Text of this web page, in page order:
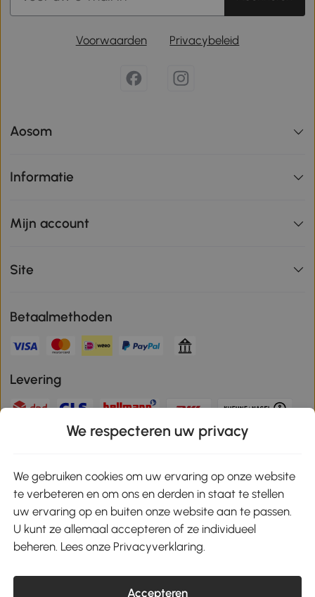
Voorwaarden Privacybeleid
Aosom
Informatie
Mijn account
Site
Betaalmethoden
Levering
Veilige betaling
Download de app en ontvang 10% korting!
Google Play
We respecteren uw privacy
We gebruiken cookies om uw ervaring op onze website
te verbeteren en om ons en derden in staat te stellen
uw ervaring op en buiten onze website aan te passen.
U kunt ze allemaal accepteren of ze individueel
beheren. Lees onze Privacyverklaring.
Accepteren